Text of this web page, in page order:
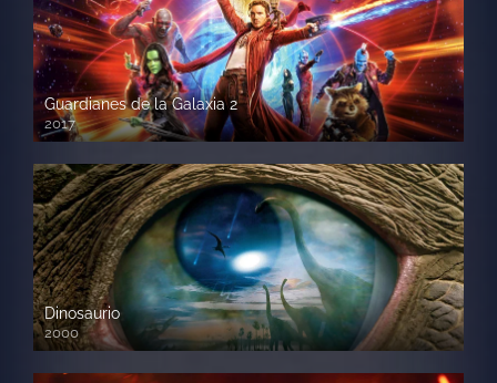
Guardianes de la Galaxia 2
2017
720p HD
Dinosaurio
2000
720 HD